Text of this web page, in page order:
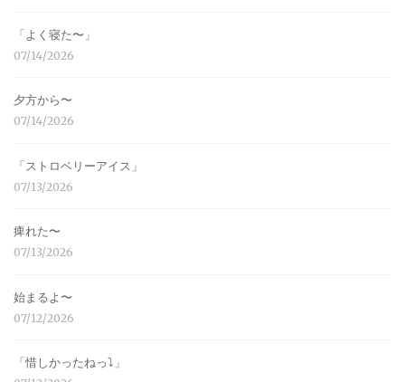
「よく寝た〜」
07/14/2026
夕方から〜
07/14/2026
「ストロベリーアイス」
07/13/2026
痺れた〜
07/13/2026
始まるよ〜
07/12/2026
「惜しかったねっ⤵︎」